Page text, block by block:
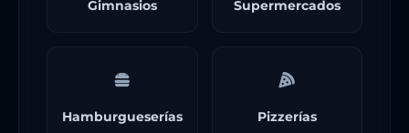
Gimnasios Supermercados
Hamburgueserías Pizzerías